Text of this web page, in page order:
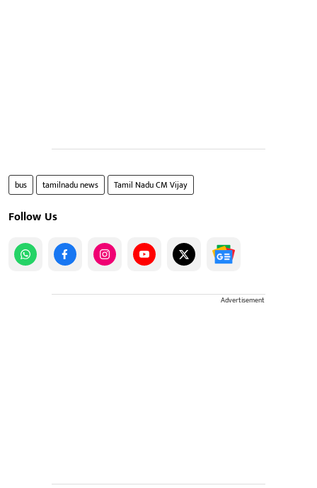
bus tamilnadu news Tamil Nadu CM Vijay
Follow Us
Advertisement